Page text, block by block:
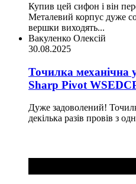
Купив цей сифон і він
Металевий корпус дуже
вершки виходять...
Вакуленко Олексій
30.08.2025
Точилка механічна
Sharp Pivot
Дуже задоволений!
декілька разів провів з